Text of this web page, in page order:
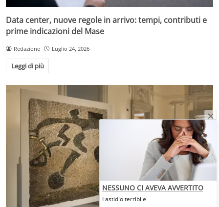
Data center, nuove regole in arrivo: tempi, contributi e
prime indicazioni del Mase
Redazione Luglio 24, 2026
Leggi di più
NESSUNO CI AVEVA AVVERTITO
Fastidio terribile